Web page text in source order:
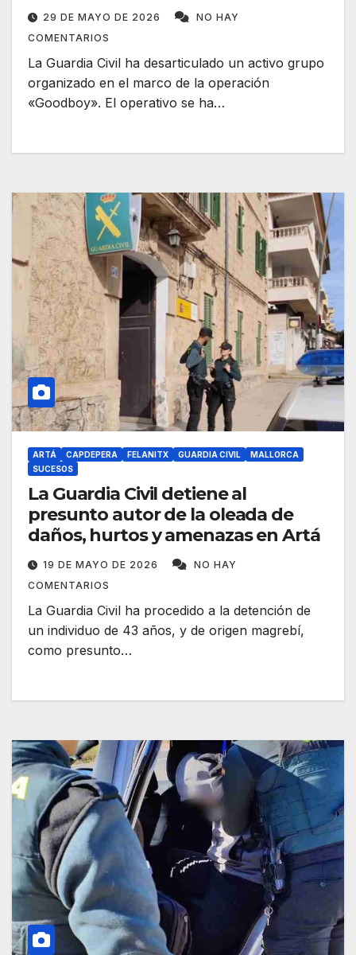
29 DE MAYO DE 2026
NO HAY
COMENTARIOS
La Guardia Civil ha desarticulado un activo grupo
organizado en el marco de la operación
«Goodboy». El operativo se ha…
ARTÁ CAPDEPERA FELANITX GUARDIA CIVIL
MALLORCA
SUCESOS
La Guardia Civil detiene al
presunto autor de la oleada de
daños, hurtos y amenazas en Artá
19 DE MAYO DE 2026
NO HAY
COMENTARIOS
La Guardia Civil ha procedido a la detención de
un individuo de 43 años, y de origen magrebí,
como presunto…